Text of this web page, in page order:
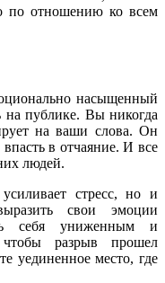
по отношению ко всем
насыщенный
на публике. Вы никогда
на ваши слова. Он
впасть в отчаяние. И все
людей.
стресс, но и
свои эмоции
себя униженным и
разрыв прошел
уединенное место, где